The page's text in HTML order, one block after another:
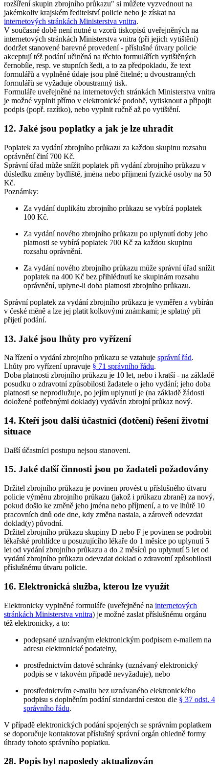
rozšíření skupin zbrojního průkazu" si můžete vyzvednout na
jakémkoliv krajském ředitelství policie nebo je získat na
internetových stránkách Ministerstva vnitra.
V současné době není nutné u vzorů tiskopisů uveřejněných na
internetových stránkách Ministerstva vnitra (při jejich vytištění)
dodržet stanovené barevné provedení - příslušné útvary policie
akceptují též podání učiněná na těchto formulářích vytištěných
černobíle, resp. ve stupních šedi, a to za předpokladu, že text
formulářů a vyplněné údaje jsou plně čitelné; u dvoustranných
formulářů se vyžaduje oboustranný tisk.
Formuláře uveřejněné na internetových stránkách Ministerstva vnitra
je možné vyplnit přímo v elektronické podobě, vytisknout a připojit
podpis (popř. razítko), nebo vyplnit ručně až po vytištění.
12. Jaké jsou poplatky a jak je lze uhradit
Poplatek za vydání zbrojního průkazu za každou skupinu rozsahu
oprávnění činí 700 Kč.
Správní úřad může snížit poplatek při vydání zbrojního průkazu v
důsledku změny bydliště, jména nebo příjmení fyzické osoby na 50
Kč.
Poznámky:
Za vydání duplikátu zbrojního průkazu se vybírá poplatek
100 Kč.
Za vydání nového zbrojního průkazu po uplynutí doby jeho
platnosti se vybírá poplatek 700 Kč za každou skupinu
rozsahu oprávnění.
Za vydání nového zbrojního průkazu může správní úřad snížit
poplatek na 400 Kč bez přihlédnutí ke skupinám rozsahu
oprávnění, uplyne-li doba platnosti zbrojního průkazu.
Správní poplatek za vydání zbrojního průkazu je vyměřen a vybírán
v české měně a lze jej platit kolkovými známkami; je splatný při
přijetí podání.
13. Jaké jsou lhůty pro vyřízení
Na řízení o vydání zbrojního průkazu se vztahuje správní řád.
Lhůty pro vyřízení upravuje § 71 správního řádu.
Doba platnosti zbrojního průkazu je 10 let, nebo i kratší - na základě
posudku o zdravotní způsobilosti žadatele o jeho vydání; jeho doba
platnosti se neprodlužuje, po jejím uplynutí je (na základě žádosti
doložené potřebnými doklady) vydáván zbrojní průkaz nový.
14. Kteří jsou další účastníci (dotčení) řešení životní
situace
Další účastníci postupu nejsou stanoveni.
15. Jaké další činnosti jsou po žadateli požadovány
Držitel zbrojního průkazu je povinen provést u příslušného útvaru
policie výměnu zbrojního průkazu (jakož i průkazu zbraně) za nový,
pokud došlo ke změně jeho jména nebo příjmení, a to ve lhůtě 10
pracovních dnů ode dne, kdy změna nastala, a zároveň odevzdat
doklad(y) původní.
Držitel zbrojního průkazu skupiny D nebo F je povinen se podrobit
lékařské prohlídce u posuzujícího lékaře do 1 měsíce po uplynutí 5
let od vydání zbrojního průkazu a do 2 měsíců po uplynutí 5 let od
vydání zbrojního průkazu odevzdat doklad o zdravotní způsobilosti
příslušnému útvaru policie.
16. Elektronická služba, kterou lze využít
Elektronicky vyplněné formuláře (uveřejněné na internetových
stránkách Ministerstva vnitra) je možné zaslat příslušnému orgánu
též elektronicky, a to:
podepsané uznávaným elektronickým podpisem e-mailem na
adresu elektronické podatelny,
prostřednictvím datové schránky (uznávaný elektronický
podpis se v takovém případě nevyžaduje), nebo
prostřednictvím e-mailu bez uznávaného elektronického
podpisu s doplněním podání standardní cestou dle § 37 odst. 4
správního řádu.
V případě elektronických podání spojených se správním poplatkem
se doporučuje kontaktovat příslušný správní orgán ohledně formy
úhrady tohoto správního poplatku.
28. Popis byl naposledy aktualizován